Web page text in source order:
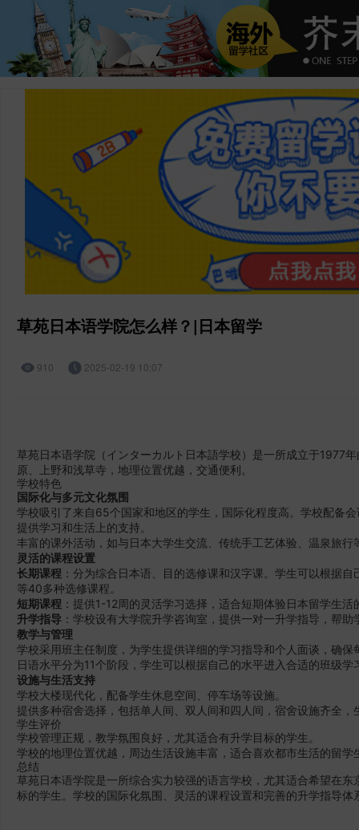
草苑日本语学院怎么样？|日本留学
910 2025-02-19 10:07
草苑日本语学院（インターカルト日本語学校）是一所成立于1977
原、上野和浅草寺，地理位置优越，交通便利。
学校特色
国际化与多元文化氛围
学校吸引了来自65个国家和地区的学生，国际化程度高。学校配备
提供学习和生活上的支持。
丰富的课外活动，如与日本大学生交流、传统手工艺体验、温泉旅
灵活的课程设置
长期课程 ：分为综合日本语、目的选修课和汉字课。学生可以根据
等40多种选修课程。
短期课程 ：提供1-12周的灵活学习选择，适合短期体验日本留学生活
升学指导 ：学校设有大学院升学咨询室，提供一对一升学指导，帮
教学与管理
学校采用班主任制度，为学生提供详细的学习指导和个人面谈，确
日语水平分为11个阶段，学生可以根据自己的水平进入合适的班级
设施与生活支持
学校大楼现代化，配备学生休息空间、停车场等设施。
提供多种宿舍选择，包括单人间、双人间和四人间，宿舍设施齐全，
学生评价
学校管理正规，教学氛围良好，尤其适合有升学目标的学生。
学校的地理位置优越，周边生活设施丰富，适合喜欢都市生活的留学
总结
草苑日本语学院是一所综合实力较强的语言学校，尤其适合希望在
标的学生。学校的国际化氛围、灵活的课程设置和完善的升学指导